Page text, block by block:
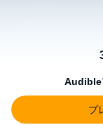
Audible
プ